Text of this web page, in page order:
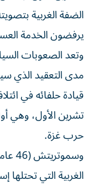
الضفة الغربية
يرفضون الخدمة
وتعد الصعوبات
مدى التعقيد الذي
تشرين الأول، ‌وهي
‌حرب غزة.
الغربية التي